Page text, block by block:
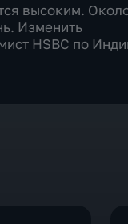
высоким.
Изменить
HSBC по